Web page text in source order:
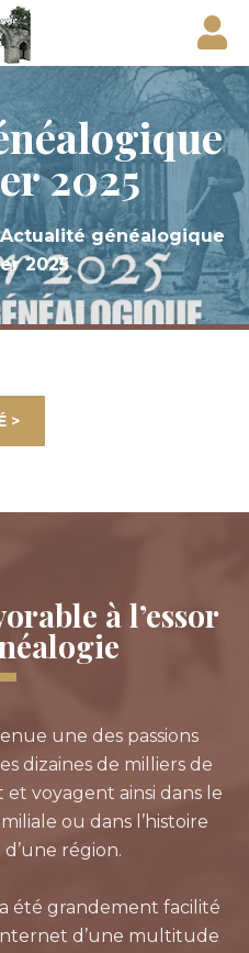
2025
Actualité généalogique
2025
>
à l’essor
une des passions
dizaines de milliers de
et voyagent ainsi dans le
ou dans l’histoire
région.
a été grandement facilité
d’une multitude